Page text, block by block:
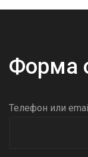
Форма
Телефон или